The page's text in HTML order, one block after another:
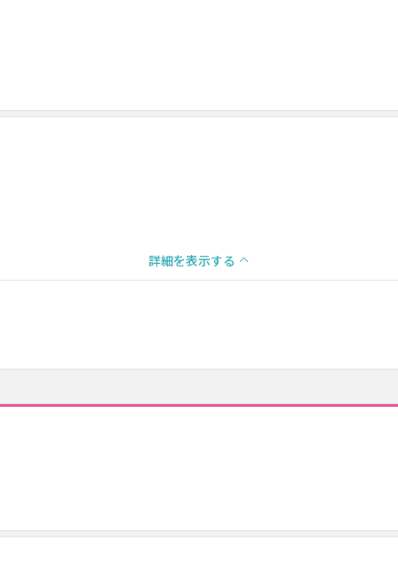
詳細を表示する